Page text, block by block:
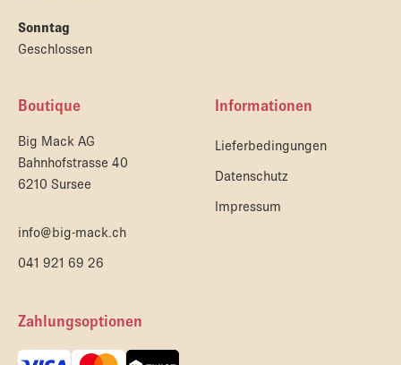
Sonntag
Geschlossen
Boutique
Big Mack AG
Bahnhofstrasse 40
6210 Sursee
info@big-mack.ch
041 921 69 26
Informationen
Lieferbedingungen
Datenschutz
Impressum
Zahlungsoptionen